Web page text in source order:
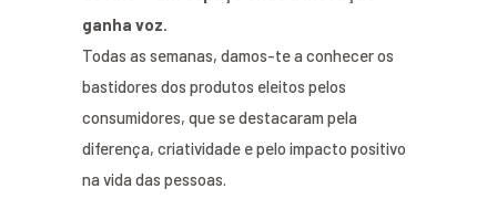
ganha voz.
Todas as semanas, damos-te a conhecer os
bastidores dos produtos eleitos pelos
consumidores, que se destacaram pela
diferença, criatividade e pelo impacto positivo
na vida das pessoas.